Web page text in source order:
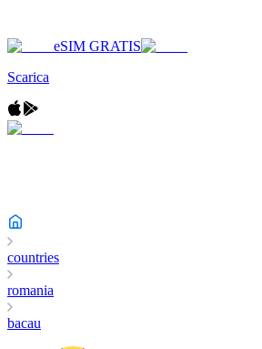
eSIM GRATIS
Scarica
countries
romania
bacau